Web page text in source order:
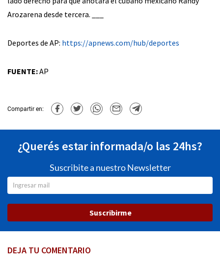
Arozarena desde tercera. ___
Deportes de AP: https://apnews.com/hub/deportes
FUENTE:AP
Compartir en:
¿Querés estar informada/o las 24hs?
Suscribite a nuestro Newsletter
Suscribirme
DEJA TU COMENTARIO